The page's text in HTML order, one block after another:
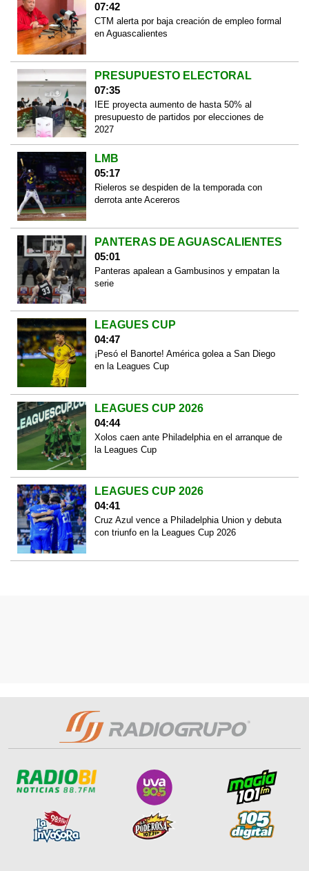
07:42
CTM alerta por baja creación de empleo formal
en Aguascalientes
PRESUPUESTO ELECTORAL
07:35
IEE proyecta aumento de hasta 50% al
presupuesto de partidos por elecciones de
2027
LMB
05:17
Rieleros se despiden de la temporada con
derrota ante Acereros
PANTERAS DE AGUASCALIENTES
05:01
Panteras apalean a Gambusinos y empatan la
serie
LEAGUES CUP
04:47
¡Pesó el Banorte! América golea a San Diego
en la Leagues Cup
LEAGUES CUP 2026
04:44
Xolos caen ante Philadelphia en el arranque de
la Leagues Cup
LEAGUES CUP 2026
04:41
Cruz Azul vence a Philadelphia Union y debuta
con triunfo en la Leagues Cup 2026